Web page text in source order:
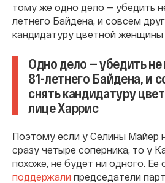
тому же одно дело — убедить
летнего Байдена, и совсем
кандидатуру цветной женщины
Одно дело — убедить
81-летнего Байдена, и
снять кандидатуру
лице Харрис
Поэтому если у Селины Майер
сразу четыре соперника, то у
похоже, не будет ни одного. Ее
поддержали председатели